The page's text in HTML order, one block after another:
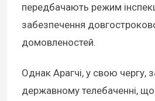
передбачають режим
забезпечення
домовленостей.
Однак Арагчі, у свою чергу,
державному телебаченні, що